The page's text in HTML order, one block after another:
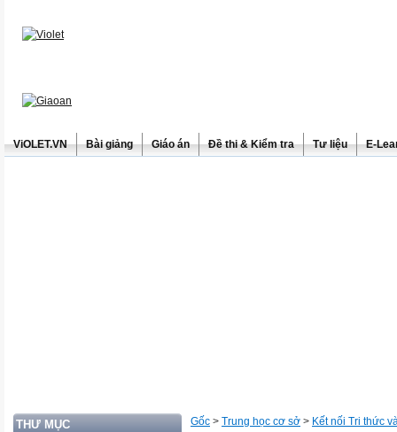
ViOLET.VN Bài giảng Giáo án Đề thi & Kiểm tra Tư liệu E-
THƯ MỤC Gốc > Trung học cơ sở > Kết nối Tri thức